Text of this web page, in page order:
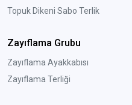
Topuk Dikeni Sabo Terlik
Zayıflama Grubu
Zayıflama Ayakkabısı
Zayıflama Terliği